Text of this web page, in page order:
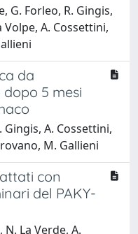
G. Forleo, R. Gingis,
Volpe, A. Cossettini,
da
5 mesi
Gingis, A. Cossettini,
M. Gallieni
con
del PAKY-
La Verde, A.